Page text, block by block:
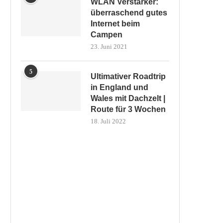
überraschend gutes
Internet beim
Campen
23. Juni 2021
5
Ultimativer Roadtrip
in England und
Wales mit Dachzelt |
Route für 3 Wochen
18. Juli 2022